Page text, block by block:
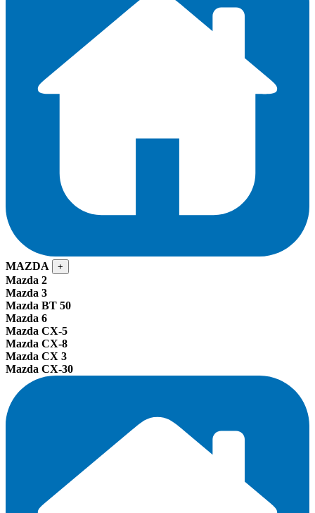
MAZDA +
Mazda 2
Mazda 3
Mazda BT 50
Mazda 6
Mazda CX-5
Mazda CX-8
Mazda CX 3
Mazda CX-30